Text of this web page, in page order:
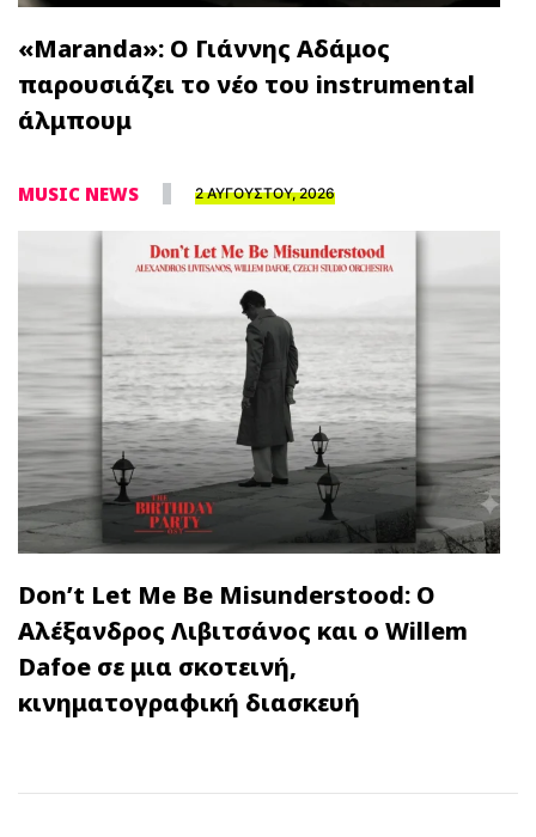
«Maranda»: Ο Γιάννης Αδάμος
παρουσιάζει το νέο του instrumental
άλμπουμ
MUSIC NEWS 2 ΑΥΓΟΥΣΤΟΥ, 2026
Don’t Let Me Be Misunderstood: Ο
Αλέξανδρος Λιβιτσάνος και ο Willem
Dafoe σε μια σκοτεινή,
κινηματογραφική διασκευή